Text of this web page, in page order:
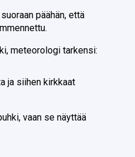
päähän, että
meteorologi tarkensi:
ja siihen kirkkaat
vaan se näyttää